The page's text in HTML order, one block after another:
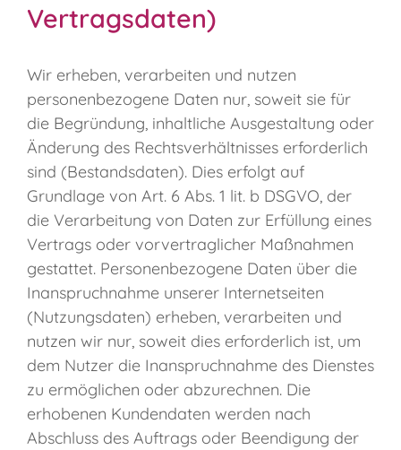
Vertragsdaten)
Wir erheben, verarbeiten und nutzen
personenbezogene Daten nur, soweit sie für
die Begründung, inhaltliche Ausgestaltung oder
Änderung des Rechtsverhältnisses erforderlich
sind (Bestandsdaten). Dies erfolgt auf
Grundlage von Art. 6 Abs. 1 lit. b DSGVO, der
die Verarbeitung von Daten zur Erfüllung eines
Vertrags oder vorvertraglicher Maßnahmen
gestattet. Personenbezogene Daten über die
Inanspruchnahme unserer Internetseiten
(Nutzungsdaten) erheben, verarbeiten und
nutzen wir nur, soweit dies erforderlich ist, um
dem Nutzer die Inanspruchnahme des Dienstes
zu ermöglichen oder abzurechnen. Die
erhobenen Kundendaten werden nach
Abschluss des Auftrags oder Beendigung der